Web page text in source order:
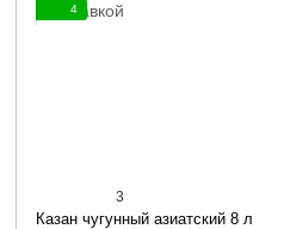
4
3
Казан чугунный азиатский 8 л